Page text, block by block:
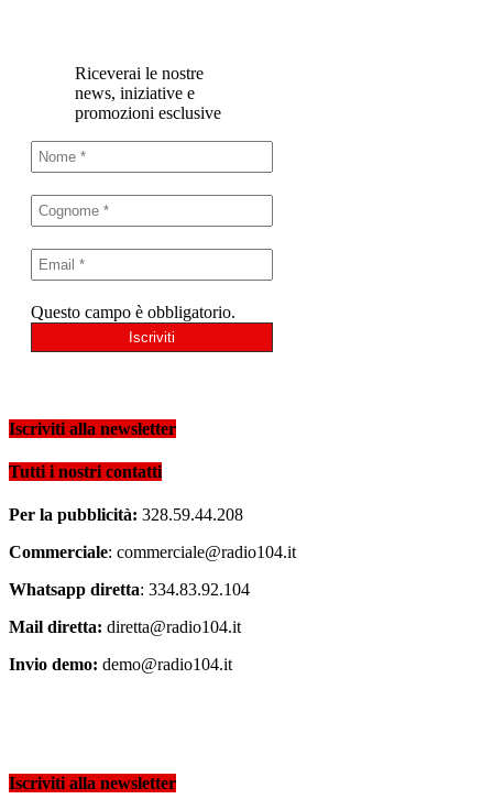
Riceverai le nostre
news, iniziative e
promozioni esclusive
Questo campo è obbligatorio.
Iscriviti alla newsletter
Tutti i nostri contatti
Per la pubblicità: 328.59.44.208
Commerciale: commerciale@radio104.it
Whatsapp diretta: 334.83.92.104
Mail diretta: diretta@radio104.it
Invio demo: demo@radio104.it
Iscriviti alla newsletter